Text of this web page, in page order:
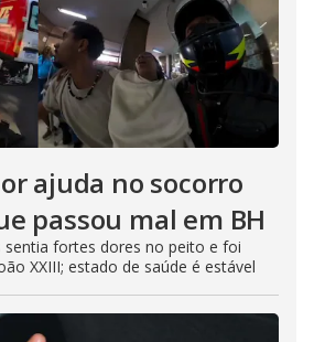
ajuda no socorro
passou mal em BH
sentia fortes dores no peito e foi
XXIII; estado de saúde é estável